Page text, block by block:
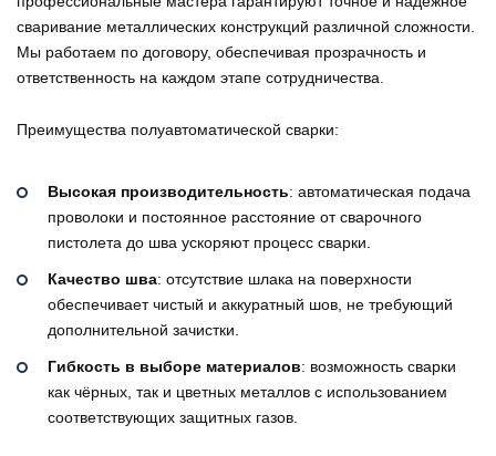
сваривание металлических конструкций различной сложности.
Мы работаем по договору, обеспечивая прозрачность и
ответственность на каждом этапе сотрудничества.
Преимущества полуавтоматической сварки:
Высокая производительность: автоматическая подача
проволоки и постоянное расстояние от сварочного
пистолета до шва ускоряют процесс сварки.
Качество шва: отсутствие шлака на поверхности
обеспечивает чистый и аккуратный шов, не требующий
дополнительной зачистки.
Гибкость в выборе материалов: возможность сварки
как чёрных, так и цветных металлов с использованием
соответствующих защитных газов.